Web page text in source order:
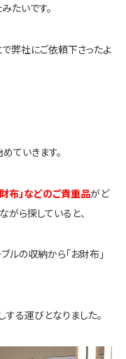
たいです。
弊社にご依頼下さったよ
ていきます。
財布」などのご貴重品がど
ら探していると、
ルの収納から「お財布」
る運びとなりました。